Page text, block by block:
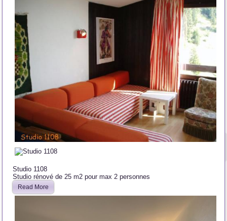
Studio 1108
Studio rénové de 25 m2 pour max 2 personnes
Read More